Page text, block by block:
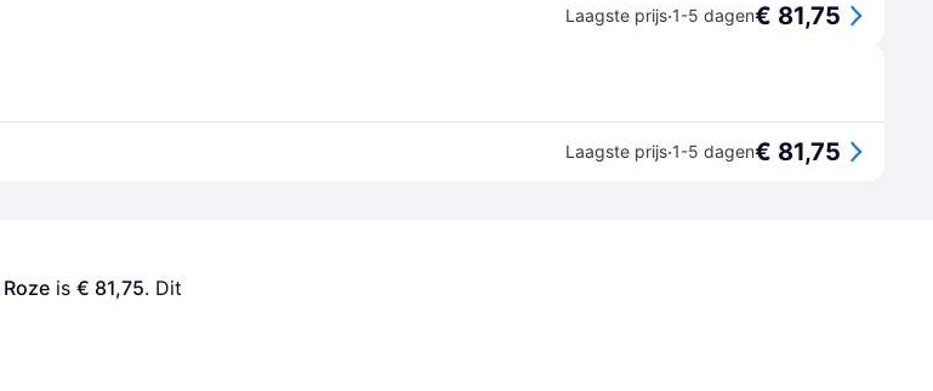
Laagste prijs·1-5 dagen€ 81,75
Laagste prijs·1-5 dagen€ 81,75
is € 81,75. Dit